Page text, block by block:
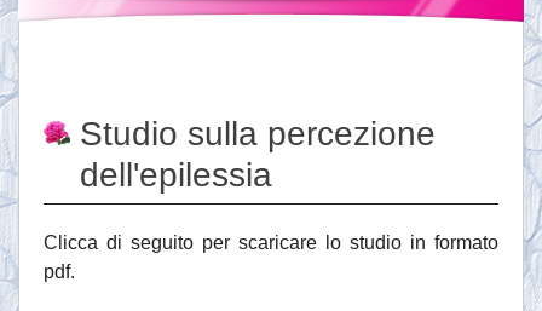
News
Servizi
Documentazione
Ordinazioni
Studio sulla percezione
dell'epilessia
Clicca di seguito per scaricare lo studio in formato
pdf.